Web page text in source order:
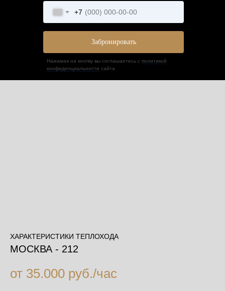
Нажимая на кнопку вы соглашаетесь с политикой
конфиденциальности сайта
+7
Забронировать
ХАРАКТЕРИСТИКИ ТЕПЛОХОДА
МОСКВА - 212
от 35.000 руб./час